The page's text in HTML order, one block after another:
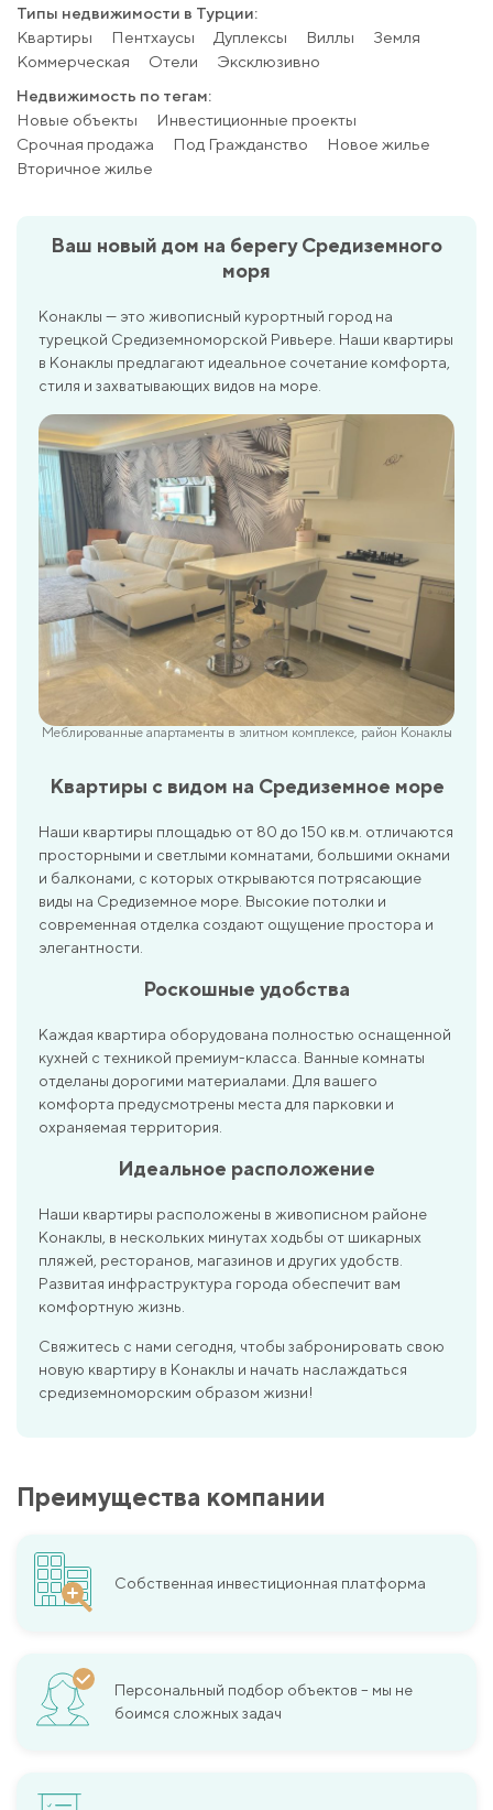
Типы недвижимости в Турции:
Квартиры
Пентхаусы Дуплексы Виллы
Земля
Коммерческая
Отели
Эксклюзивно
Недвижимость по тегам:
Новые объекты
Инвестиционные проекты
Срочная продажа
Под Гражданство
Новое жилье
Вторичное жилье
Ваш новый дом на берегу Средиземного
моря
Конаклы — это живописный курортный город на
турецкой Средиземноморской Ривьере. Наши квартиры
в Конаклы предлагают идеальное сочетание комфорта,
стиля и захватывающих видов на море.
Меблированные апартаменты в элитном комплексе, район Конаклы
Квартиры с видом на Средиземное море
Наши квартиры площадью от 80 до 150 кв.м. отличаются
просторными и светлыми комнатами, большими окнами
и балконами, с которых открываются потрясающие
виды на Средиземное море. Высокие потолки и
современная отделка создают ощущение простора и
элегантности.
Роскошные удобства
Каждая квартира оборудована полностью оснащенной
кухней с техникой премиум-класса. Ванные комнаты
отделаны дорогими материалами. Для вашего
комфорта предусмотрены места для парковки и
охраняемая территория.
Идеальное расположение
Наши квартиры расположены в живописном районе
Конаклы, в нескольких минутах ходьбы от шикарных
пляжей, ресторанов, магазинов и других удобств.
Развитая инфраструктура города обеспечит вам
комфортную жизнь.
Свяжитесь с нами сегодня, чтобы забронировать свою
новую квартиру в Конаклы и начать наслаждаться
средиземноморским образом жизни!
Преимущества компании
Собственная инвестиционная платформа
Персональный подбор объектов – мы не
боимся сложных задач